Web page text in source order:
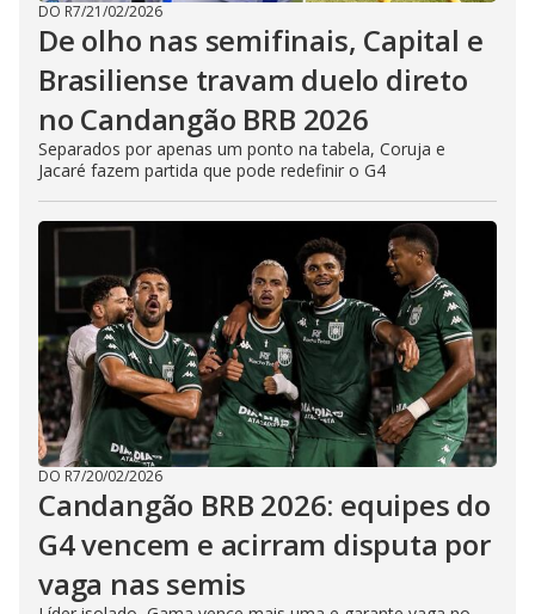
DO R7/21/02/2026
De olho nas semifinais, Capital e
Brasiliense travam duelo direto
no Candangão BRB 2026
Separados por apenas um ponto na tabela, Coruja e
Jacaré fazem partida que pode redefinir o G4
DO R7/20/02/2026
Candangão BRB 2026: equipes do
G4 vencem e acirram disputa por
vaga nas semis